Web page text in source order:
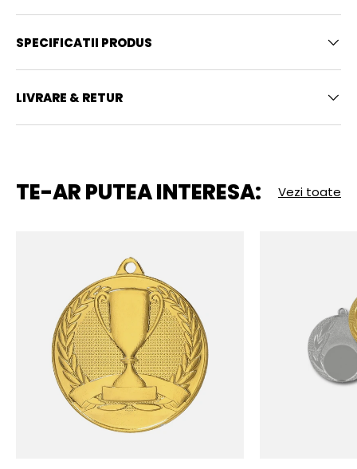
SPECIFICATII PRODUS
LIVRARE & RETUR
TE-AR PUTEA INTERESA: Vezi toate